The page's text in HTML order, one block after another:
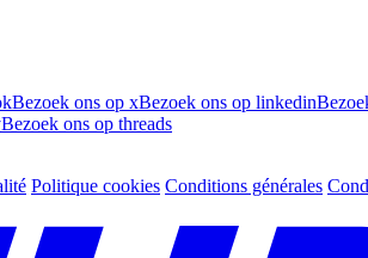
Bezoek ons op xBezoek ons op linkedin
Bezoek ons op threads
Politique cookies Conditions générales